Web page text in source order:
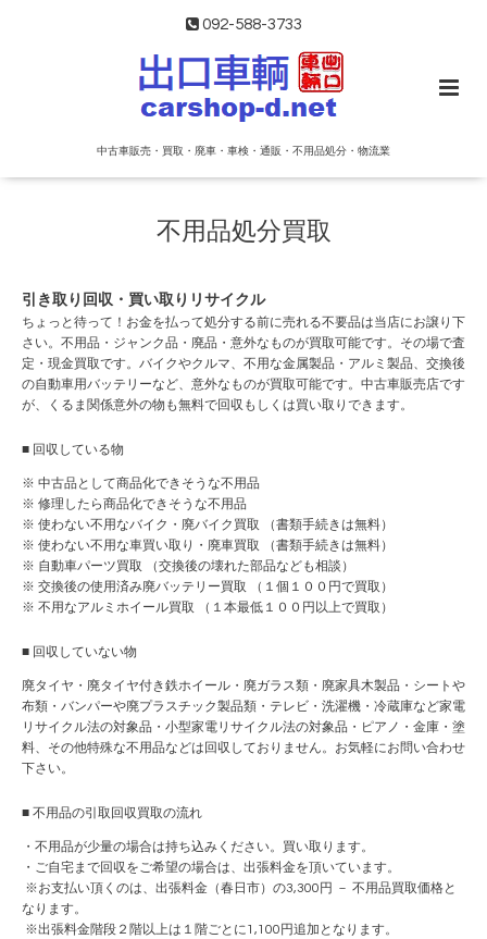
092-588-3733
中古車販売・買取・廃車・車検・通販・不用品処分・物流業
不用品処分買取
引き取り回収・買い取りリサイクル
ちょっと待って！お金を払って処分する前に売れる不要品は当店にお譲り下
さい。不用品・ジャンク品・廃品・意外なものが買取可能です。その場で査
定・現金買取です。バイクやクルマ、不用な金属製品・アルミ製品、交換後
の自動車用バッテリーなど、意外なものが買取可能です。中古車販売店です
が、くるま関係意外の物も無料で回収もしくは買い取りできます。
■ 回収している物
※ 中古品として商品化できそうな不用品
※ 修理したら商品化できそうな不用品
※ 使わない不用なバイク・廃バイク買取 （書類手続きは無料）
※ 使わない不用な車買い取り・廃車買取 （書類手続きは無料）
※ 自動車パーツ買取 （交換後の壊れた部品なども相談）
※ 交換後の使用済み廃バッテリー買取 （１個１００円で買取）
※ 不用なアルミホイール買取 （１本最低１００円以上で買取）
■ 回収していない物
廃タイヤ・廃タイヤ付き鉄ホイール・廃ガラス類・廃家具木製品・シートや
布類・バンパーや廃プラスチック製品類・テレビ・洗濯機・冷蔵庫など家電
リサイクル法の対象品・小型家電リサイクル法の対象品・ピアノ・金庫・塗
料、その他特殊な不用品などは回収しておりません。お気軽にお問い合わせ
下さい。
■ 不用品の引取回収買取の流れ
・不用品が少量の場合は持ち込みください。買い取ります。
・ご自宅まで回収をご希望の場合は、出張料金を頂いています。
※お支払い頂くのは、出張料金（春日市）の3,300円 － 不用品買取価格と
なります。
※出張料金階段２階以上は１階ごとに1,100円追加となります。